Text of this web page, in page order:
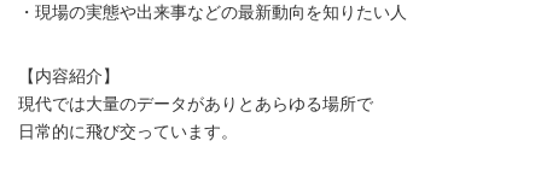
・現場の実態や出来事などの最新動向を知りたい人
【内容紹介】
現代では大量のデータがありとあらゆる場所で
日常的に飛び交っています。